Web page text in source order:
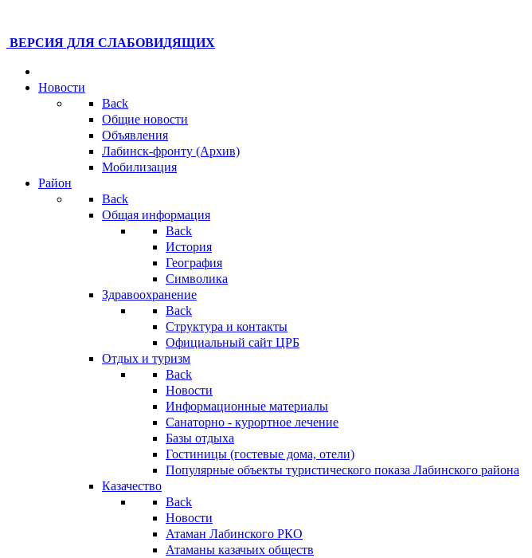
ВЕРСИЯ ДЛЯ СЛАБОВИДЯЩИХ
Новости
Back
Общие новости
Объявления
Лабинск-фронту (Архив)
Мобилизация
Район
Back
Общая информация
Back
История
География
Символика
Здравоохранение
Back
Структура и контакты
Официальный сайт ЦРБ
Отдых и туризм
Back
Новости
Информационные материалы
Санаторно - курортное лечение
Базы отдыха
Гостиницы (гостевые дома, отели)
Популярные объекты туристического показа Лабинского района
Казачество
Back
Новости
Атаман Лабинского РКО
Атаманы казачьих обществ